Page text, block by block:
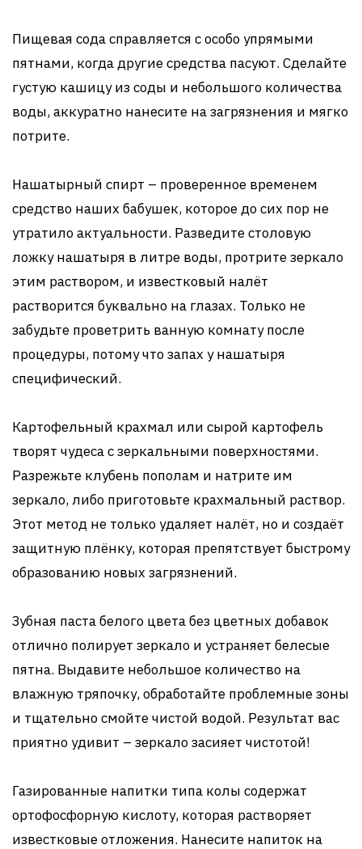
Пищевая сода справляется с особо упрямыми
пятнами, когда другие средства пасуют. Сделайте
густую кашицу из соды и небольшого количества
воды, аккуратно нанесите на загрязнения и мягко
потрите.
Нашатырный спирт – проверенное временем
средство наших бабушек, которое до сих пор не
утратило актуальности. Разведите столовую
ложку нашатыря в литре воды, протрите зеркало
этим раствором, и известковый налёт
растворится буквально на глазах. Только не
забудьте проветрить ванную комнату после
процедуры, потому что запах у нашатыря
специфический.
Картофельный крахмал или сырой картофель
творят чудеса с зеркальными поверхностями.
Разрежьте клубень пополам и натрите им
зеркало, либо приготовьте крахмальный раствор.
Этот метод не только удаляет налёт, но и создаёт
защитную плёнку, которая препятствует быстрому
образованию новых загрязнений.
Зубная паста белого цвета без цветных добавок
отлично полирует зеркало и устраняет белесые
пятна. Выдавите небольшое количество на
влажную тряпочку, обработайте проблемные зоны
и тщательно смойте чистой водой. Результат вас
приятно удивит – зеркало засияет чистотой!
Газированные напитки типа колы содержат
ортофосфорную кислоту, которая растворяет
известковые отложения. Нанесите напиток на